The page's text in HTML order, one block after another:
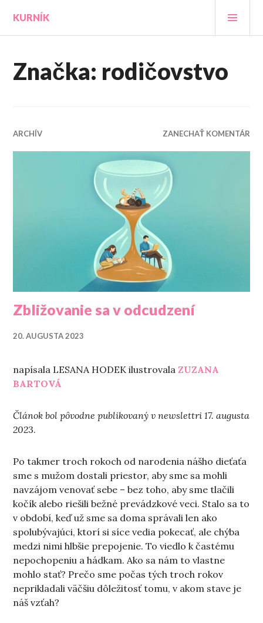
obsah
KURNÍK
Značka: rodičovstvo
ARCHÍV ZANECHAŤ KOMENTÁR
Zbližovanie sa v odcudzení
20. AUGUSTA 2023
napísala LESANA HODEK ilustrovala ZUZANA
BARTOVÁ
Článok bol pôvodne publikovaný v newslettri 17. augusta
2023.
Po takmer troch rokoch od narodenia nášho dieťaťa
sme s mužom dostali priestor, aby sme sa mohli
navzájom venovať sebe – bez toho, aby sme tlačili
kočík alebo riešili bežné prevádzkové veci. Stalo sa to
v období, keď už sme sa doma správali len ako
spolubývajúci, ktorí si síce vedia pokecať, ale chýba
medzi nimi hlbšie prepojenie. To viedlo k častému
nepochopeniu a hádkam. Ako sa nám to vlastne
mohlo stať? Prečo sme počas tých troch rokov
neprikladali väčšiu dôležitosť tomu, v akom stave je
náš vzťah?